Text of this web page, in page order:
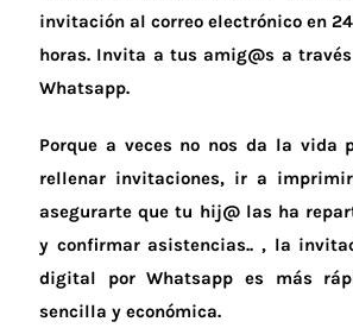
invitación al correo electrónico en
horas. Invita a tus amig@s a
Whatsapp.
Porque a veces no nos da la vida
rellenar invitaciones, ir a
asegurarte que tu hij@ las ha
y confirmar asistencias.. , la
digital por Whatsapp es más
sencilla y económica.